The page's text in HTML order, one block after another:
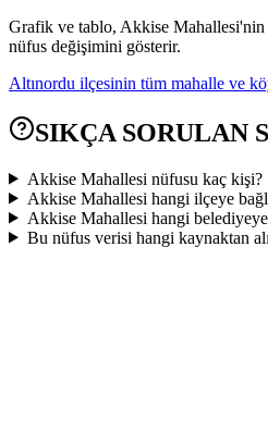
Grafik ve tablo, Akkise Mahallesi'nin
nüfus değişimini gösterir.
Altınordu ilçesinin tüm mahalle ve
SIKÇA SORULAN
Akkise Mahallesi nüfusu kaç kişi?
Akkise Mahallesi hangi ilçeye
Akkise Mahallesi hangi belediyeye
Bu nüfus verisi hangi kaynaktan